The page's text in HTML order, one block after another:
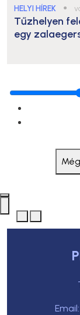
HELYI HÍREK ●
Tűzhelyen
egy
Email: